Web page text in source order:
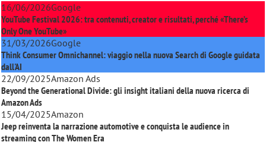
16/06/2026Google
YouTube Festival 2026: tra contenuti, creator e risultati, perché «There’s
Only One YouTube»
31/03/2026Google
Think Consumer Omnichannel: viaggio nella nuova Search di Google guidata
dall'AI
22/09/2025Amazon Ads
Beyond the Generational Divide: gli insight italiani della nuova ricerca di
Amazon Ads
15/04/2025Amazon
Jeep reinventa la narrazione automotive e conquista le audience in
streaming conThe Women Era